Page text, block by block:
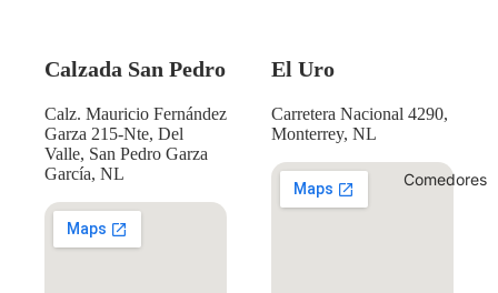
Comedores
Calzada San Pedro
Calz. Mauricio Fernández
Garza 215-Nte, Del
Valle, San Pedro Garza
García, NL
El Uro
Carretera Nacional 4290,
Monterrey, NL